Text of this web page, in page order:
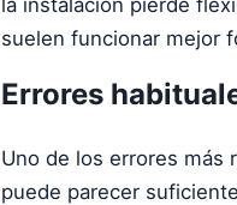
suelen funcionar mejor
Errores
Uno de los errores más
puede parecer